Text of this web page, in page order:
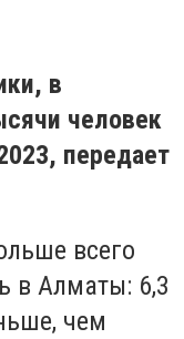
в
человек
передает
всего
в Алматы: 6,3
чем